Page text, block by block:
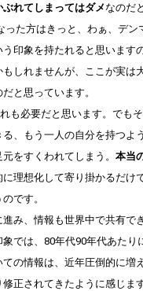
ぶれてしまってはダメなのだ
った方はきっと、わぁ、デン
印象を持たれると思います
しれませんが、ここが実は
と思っています。
も必要だと思います。でもそ
、もう一人の自分を持つよ
をすくわれてしまう。 本当
理想化して寄り掛かるだけ
です。
み、情報も世界中で共有で
では、80年代90年代あたり
の情報は、近年圧倒的に増
正されてきたように感じま